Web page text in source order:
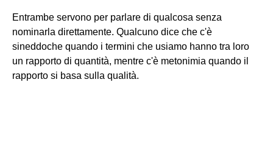
Entrambe servono per parlare di qualcosa senza
nominarla direttamente. Qualcuno dice che c'è
sineddoche quando i termini che usiamo hanno tra loro
un rapporto di quantità, mentre c'è metonimia quando il
rapporto si basa sulla qualità.